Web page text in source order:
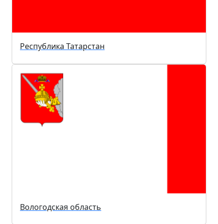
Республика Татарстан
Вологодская область